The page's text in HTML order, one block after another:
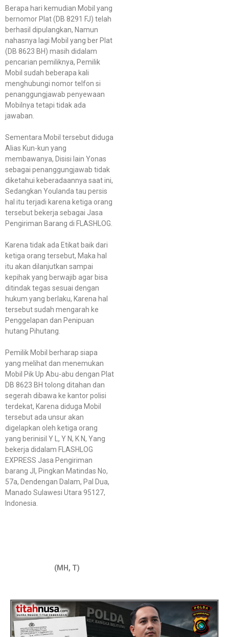
Berapa hari kemudian Mobil yang
bernomor Plat (DB 8291 FJ) telah
berhasil dipulangkan, Namun
nahasnya lagi Mobil yang ber Plat
(DB 8623 BH) masih didalam
pencarian pemiliknya, Pemilik
Mobil sudah beberapa kali
menghubungi nomor telfon si
penanggungjawab penyewaan
Mobilnya tetapi tidak ada
jawaban.
Sementara Mobil tersebut diduga
Alias Kun-kun yang
membawanya, Disisi lain Yonas
sebagai penanggungjawab tidak
diketahui keberadaannya saat ini,
Sedangkan Youlanda tau persis
hal itu terjadi karena ketiga orang
tersebut bekerja sebagai Jasa
Pengiriman Barang di FLASHLOG.
Karena tidak ada Etikat baik dari
ketiga orang tersebut, Maka hal
itu akan dilanjutkan sampai
kepihak yang berwajib agar bisa
ditindak tegas sesuai dengan
hukum yang berlaku, Karena hal
tersebut sudah mengarah ke
Penggelapan dan Penipuan
hutang Pihutang.
Pemilik Mobil berharap siapa
yang melihat dan menemukan
Mobil Pik Up Abu-abu dengan Plat
DB 8623 BH tolong ditahan dan
segerah dibawa ke kantor polisi
terdekat, Karena diduga Mobil
tersebut ada unsur akan
digelapkan oleh ketiga orang
yang berinisil Y L, Y N, K N, Yang
bekerja didalam FLASHLOG
EXPRESS Jasa Pengiriman
barang Jl, Pingkan Matindas No,
57a, Dendengan Dalam, Pal Dua,
Manado Sulawesi Utara 95127,
Indonesia.
(MH, T)